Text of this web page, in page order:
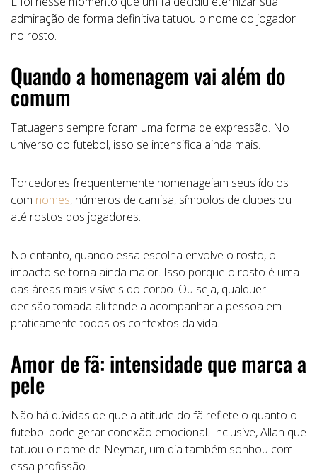
admiração de forma definitiva tatuou o nome do jogador
no rosto.
Quando a homenagem vai além do
comum
Tatuagens sempre foram uma forma de expressão. No
universo do futebol, isso se intensifica ainda mais.
Torcedores frequentemente homenageiam seus ídolos
com nomes, números de camisa, símbolos de clubes ou
até rostos dos jogadores.
No entanto, quando essa escolha envolve o rosto, o
impacto se torna ainda maior. Isso porque o rosto é uma
das áreas mais visíveis do corpo. Ou seja, qualquer
decisão tomada ali tende a acompanhar a pessoa em
praticamente todos os contextos da vida.
Amor de fã: intensidade que marca a
pele
Não há dúvidas de que a atitude do fã reflete o quanto o
futebol pode gerar conexão emocional. Inclusive, Allan que
tatuou o nome de Neymar, um dia também sonhou com
essa profissão.